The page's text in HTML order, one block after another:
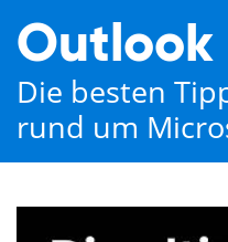
Outlook
Die besten
rund um